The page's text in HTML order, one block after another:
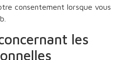
consentement lorsque vous
les